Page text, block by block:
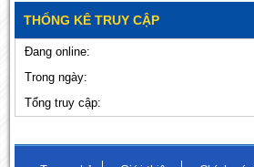
THỐNG KÊ TRUY CẬP
Đang online:
Trong ngày:
Tổng truy cập: